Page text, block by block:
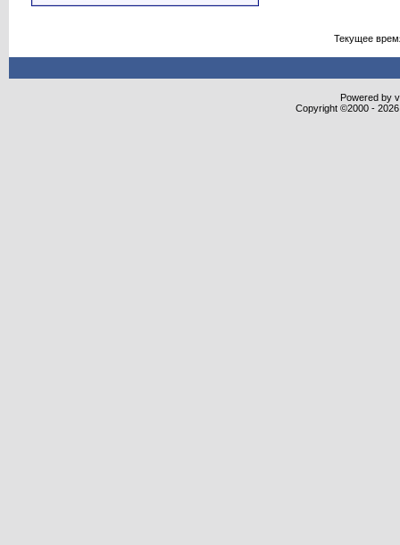
Текущее
Powered by
Copyright ©2000 -